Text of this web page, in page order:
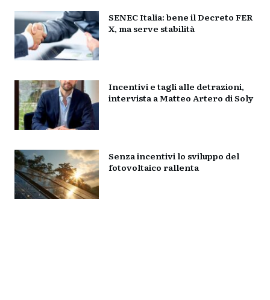
SENEC Italia: bene il Decreto FER
X, ma serve stabilità
Incentivi e tagli alle detrazioni,
intervista a Matteo Artero di Soly
Senza incentivi lo sviluppo del
fotovoltaico rallenta